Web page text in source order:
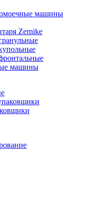
машины
Zernike
машины